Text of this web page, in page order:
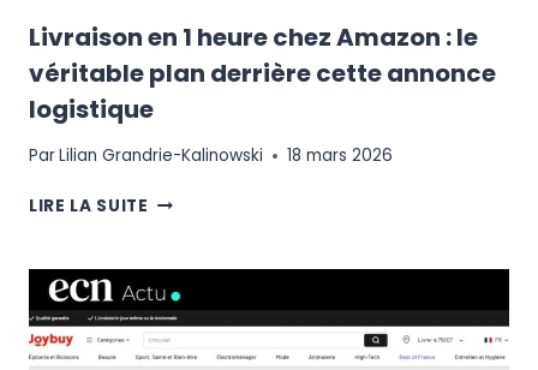
Livraison en 1 heure chez Amazon : le
véritable plan derrière cette annonce
logistique
ParLilian Grandrie-Kalinowski 18 mars 2026
LIRE LA SUITE LIVRAISON
HEURE
CHEZ
AMAZON
: